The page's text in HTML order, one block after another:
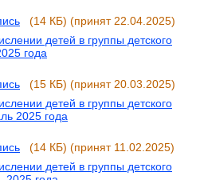
(14 КБ) (принят 22.04.2025)
детей в группы детского
года
(15 КБ) (принят 20.03.2025)
детей в группы детского
2025 года
(14 КБ) (принят 11.02.2025)
детей в группы детского